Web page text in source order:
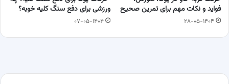
فواید و نکات مهم برای تمرین صحیح
۲۸-۰۵-۱۴۰۴
ورزشی برای دفع سنگ کلیه خوبه؟
۰۷-۰۵-۱۴۰۴